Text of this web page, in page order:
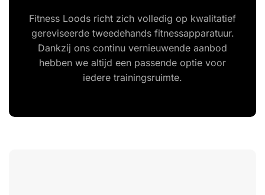
Fitness Loods richt zich volledig op kwalitatief
gereviseerde tweedehands fitnessapparatuur.
Dankzij ons continu vernieuwende aanbod
hebben we altijd een passende optie voor
iedere trainingsruimte.